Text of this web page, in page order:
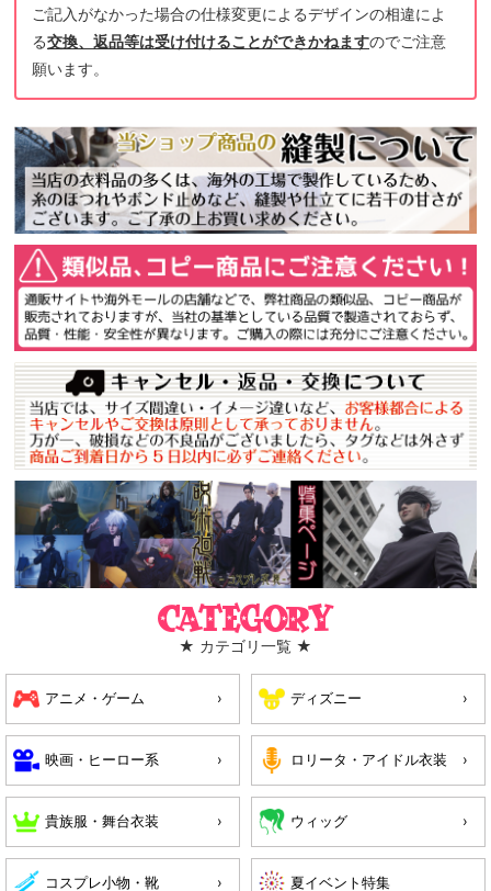
ご記入がなかった場合の仕様変更によるデザインの相違によ
る交換、返品等は受け付けることができかねますのでご注意
願います。
Category
★ カテゴリ一覧 ★
アニメ・ゲーム ディズニー
映画・ヒーロー系 ロリータ・アイドル衣装
貴族服・舞台衣装 ウィッグ
コスプレ小物・靴